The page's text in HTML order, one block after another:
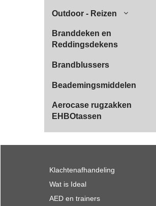
Outdoor - Reizen
Branddeken en
Reddingsdekens
Brandblussers
Beademingsmiddelen
Aerocase rugzakken
EHBOtassen
Klachtenafhandeling
Wat is Ideal
AED en trainers